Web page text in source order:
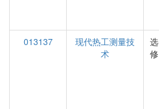
013137
现代热工测量技
术
选
修